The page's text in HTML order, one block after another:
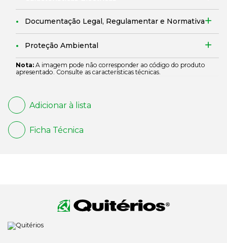
Documentação Legal, Regulamentar e Normativa
Proteção Ambiental
Nota: A imagem pode não corresponder ao código do produto
apresentado. Consulte as características técnicas.
Adicionar à lista
Ficha Técnica